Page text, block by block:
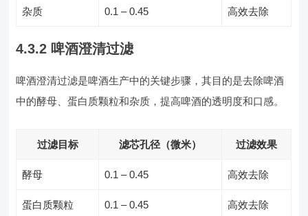
杂质 0.1 – 0.45 高效去除
4.3.2 啤酒澄清过滤
啤酒澄清过滤是啤酒生产中的关键步骤，其目的是去除啤酒
中的酵母、蛋白质颗粒和杂质，提高啤酒的透明度和口感。
过滤目标 滤芯孔径（微米） 过滤效果
酵母 0.1 – 0.45 高效去除
蛋白质颗粒 0.1 – 0.45 高效去除